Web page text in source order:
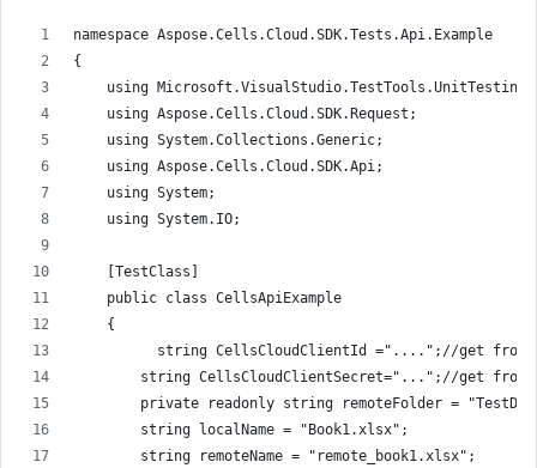
namespace Aspose.Cells.Cloud.SDK.Tests.Api.Example
{
    using Microsoft.VisualStudio.TestTools.UnitTesting;
    using Aspose.Cells.Cloud.SDK.Request;
    using System.Collections.Generic;
    using Aspose.Cells.Cloud.SDK.Api;
    using System;
    using System.IO;
    [TestClass]
    public class CellsApiExample
    {
string CellsCloudClientId ="....";//get
string CellsCloudClientSecret="...";//get
private readonly string remoteFolder =
        string localName = "Book1.xlsx";
        string remoteName = "remote_book1.xlsx";